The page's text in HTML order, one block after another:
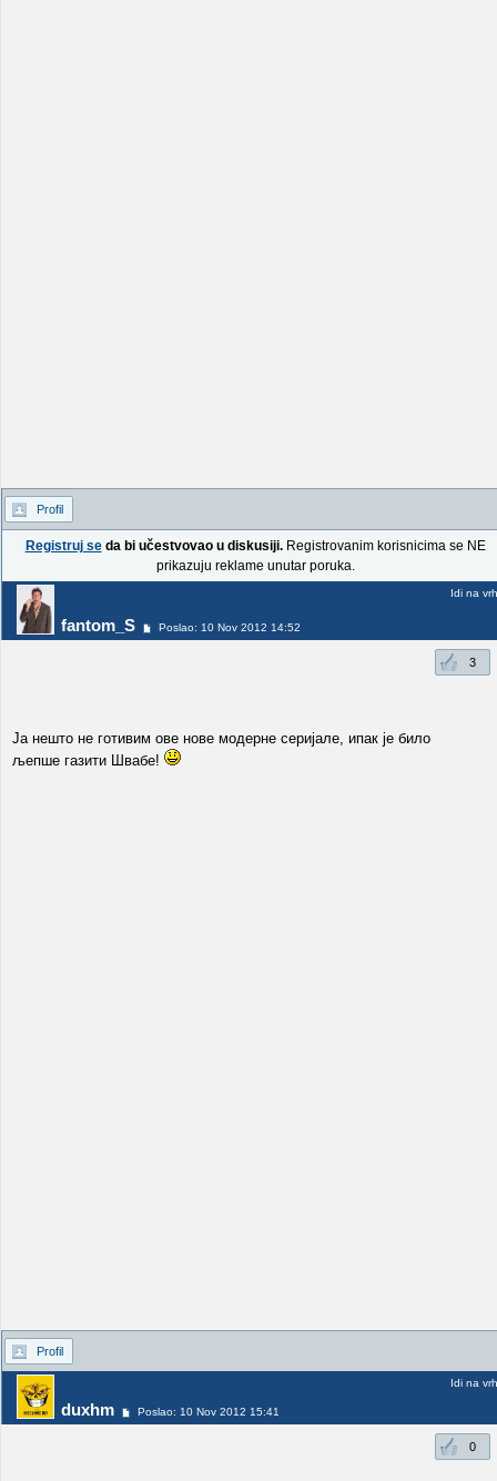
Profil
Registruj seda bi učestvovao u diskusiji.Registrovanim korisnicima se NE
prikazuju reklame unutar poruka.
fantom_S Poslao: 10 Nov 2012 14:52
Idi na vrh
3
Ја нешто не готивим ове нове модерне серијале, ипак је било
љепше газити Швабе!
Profil
duxhm Poslao: 10 Nov 2012 15:41
Idi na vrh
0